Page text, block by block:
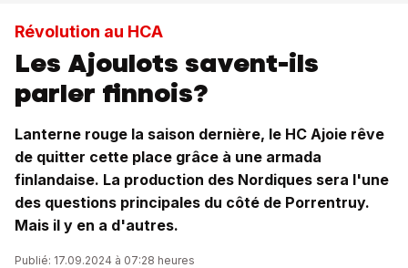
Révolution au HCA
Les Ajoulots savent-ils
parler finnois?
Lanterne rouge la saison dernière, le HC Ajoie rêve
de quitter cette place grâce à une armada
finlandaise. La production des Nordiques sera l'une
des questions principales du côté de Porrentruy.
Mais il y en a d'autres.
Publié: 17.09.2024 à 07:28 heures